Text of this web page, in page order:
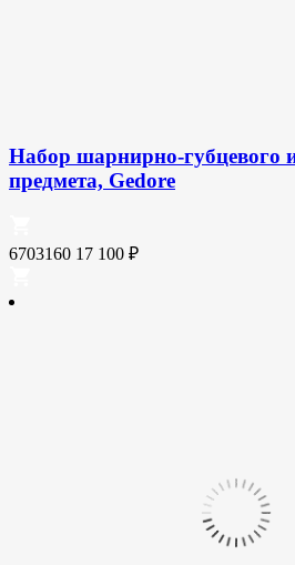
Набор шарнирно-губцевого
предмета, Gedore
6703160 17 100 ₽